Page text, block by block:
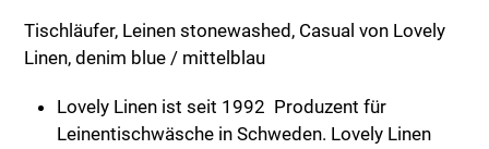
blue
/
mittelblau
Menge
Tischläufer, Leinen stonewashed, Casual von Lovely
Linen, denim blue / mittelblau
Lovely Linen ist seit 1992 Produzent für
Leinentischwäsche in Schweden. Lovely Linen